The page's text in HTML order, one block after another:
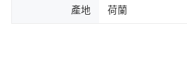
產地 荷蘭